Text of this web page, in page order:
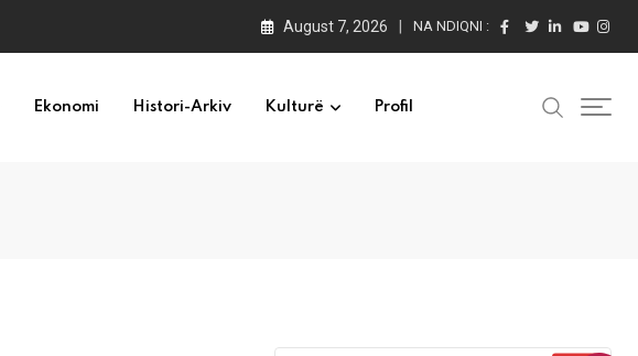
August 7, 2026 NA NDIQNI :
Ekonomi Histori-Arkiv Kulturë Profil